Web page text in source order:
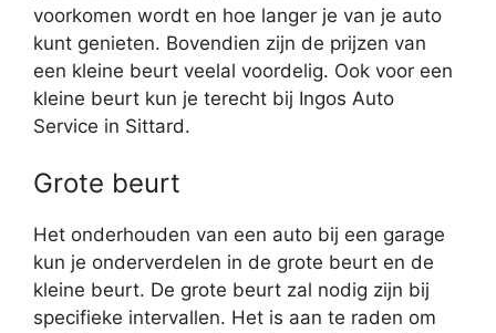
voorkomen wordt en hoe langer je van je auto
kunt genieten. Bovendien zijn de prijzen van
een kleine beurt veelal voordelig. Ook voor een
kleine beurt kun je terecht bij Ingos Auto
Service in Sittard.
Grote beurt
Het onderhouden van een auto bij een garage
kun je onderverdelen in de grote beurt en de
kleine beurt. De grote beurt zal nodig zijn bij
specifieke intervallen. Het is aan te raden om